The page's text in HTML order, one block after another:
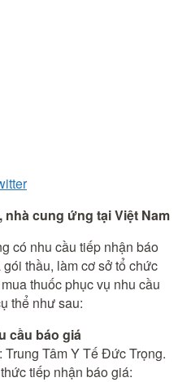
nhà cung ứng tại Việt Nam
nhu cầu tiếp nhận báo
thầu, làm cơ sở tổ chức
thuốc phục vụ nhu cầu
thể như sau:
cầu báo giá
Tâm Y Tế Đức Trọng.
tiếp nhận báo giá: